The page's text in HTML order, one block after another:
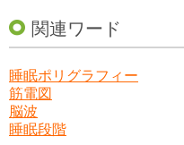
関連ワード
睡眠ポリグラフィー
筋電図
脳波
睡眠段階